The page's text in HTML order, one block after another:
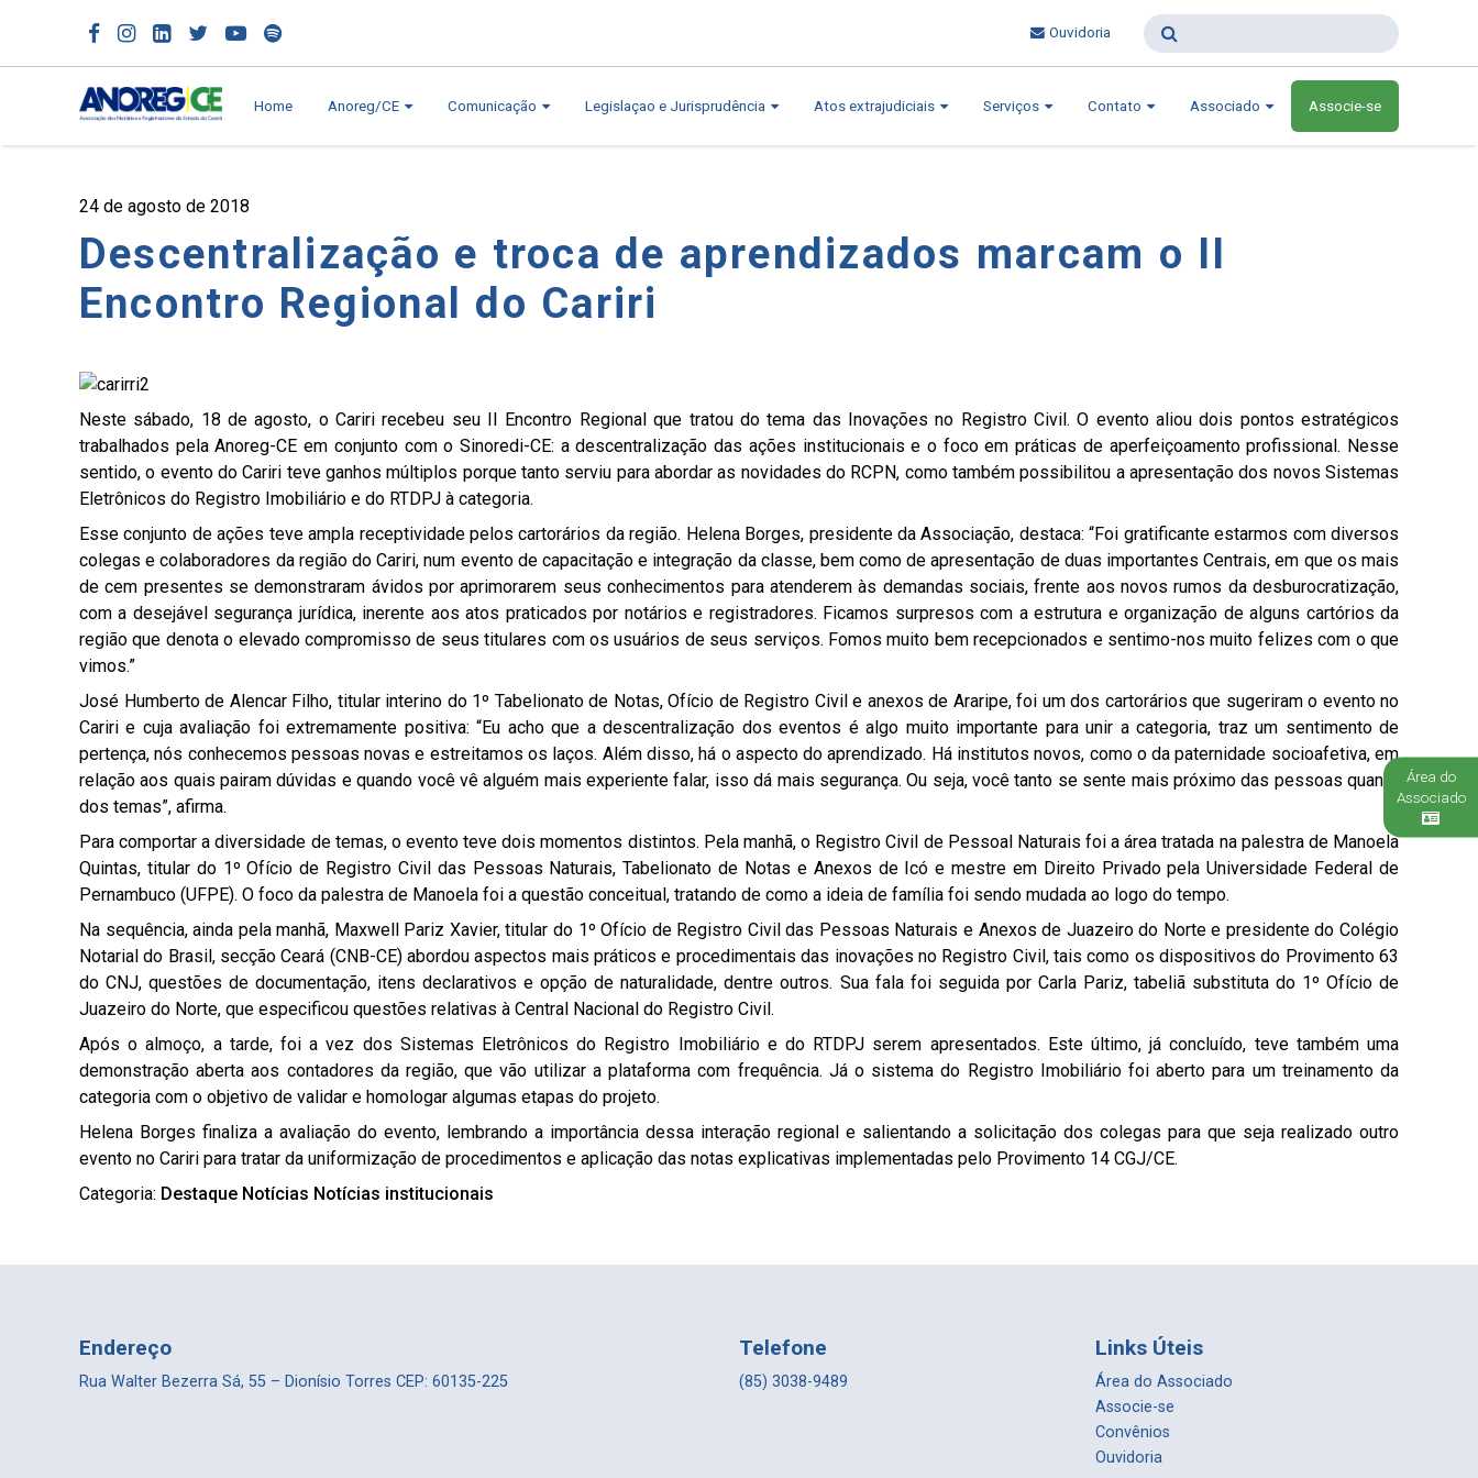
Área do
Associado
Ouvidoria
Home Anoreg/CE Comunicação Legislaçao e Jurisprudência Atos extrajudiciais Serviços Contato Associado Associe-se
24 de agosto de 2018
Descentralização e troca de aprendizados marcam o II
Encontro Regional do Cariri
Neste sábado, 18 de agosto, o Cariri recebeu seu II Encontro Regional que tratou do tema das Inovações no Registro Civil. O evento aliou dois pontos estratégicos
trabalhados pela Anoreg-CE em conjunto com o Sinoredi-CE: a descentralização das ações institucionais e o foco em práticas de aperfeiçoamento profissional. Nesse
sentido, o evento do Cariri teve ganhos múltiplos porque tanto serviu para abordar as novidades do RCPN, como também possibilitou a apresentação dos novos Sistemas
Eletrônicos do Registro Imobiliário e do RTDPJ à categoria.
Esse conjunto de ações teve ampla receptividade pelos cartorários da região. Helena Borges, presidente da Associação, destaca: “Foi gratificante estarmos com diversos
colegas e colaboradores da região do Cariri, num evento de capacitação e integração da classe, bem como de apresentação de duas importantes Centrais, em que os mais
de cem presentes se demonstraram ávidos por aprimorarem seus conhecimentos para atenderem às demandas sociais, frente aos novos rumos da desburocratização,
com a desejável segurança jurídica, inerente aos atos praticados por notários e registradores. Ficamos surpresos com a estrutura e organização de alguns cartórios da
região que denota o elevado compromisso de seus titulares com os usuários de seus serviços. Fomos muito bem recepcionados e sentimo-nos muito felizes com o que
vimos.”
José Humberto de Alencar Filho, titular interino do 1º Tabelionato de Notas, Ofício de Registro Civil e anexos de Araripe, foi um dos cartorários que sugeriram o evento no
Cariri e cuja avaliação foi extremamente positiva: “Eu acho que a descentralização dos eventos é algo muito importante para unir a categoria, traz um sentimento de
pertença, nós conhecemos pessoas novas e estreitamos os laços. Além disso, há o aspecto do aprendizado. Há institutos novos, como o da paternidade socioafetiva, em
relação aos quais pairam dúvidas e quando você vê alguém mais experiente falar, isso dá mais segurança. Ou seja, você tanto se sente mais próximo das pessoas quanto
dos temas”, afirma.
Para comportar a diversidade de temas, o evento teve dois momentos distintos. Pela manhã, o Registro Civil de Pessoal Naturais foi a área tratada na palestra de Manoela
Quintas, titular do 1º Ofício de Registro Civil das Pessoas Naturais, Tabelionato de Notas e Anexos de Icó e mestre em Direito Privado pela Universidade Federal de
Pernambuco (UFPE). O foco da palestra de Manoela foi a questão conceitual, tratando de como a ideia de família foi sendo mudada ao logo do tempo.
Na sequência, ainda pela manhã, Maxwell Pariz Xavier, titular do 1º Ofício de Registro Civil das Pessoas Naturais e Anexos de Juazeiro do Norte e presidente do Colégio
Notarial do Brasil, secção Ceará (CNB-CE) abordou aspectos mais práticos e procedimentais das inovações no Registro Civil, tais como os dispositivos do Provimento 63
do CNJ, questões de documentação, itens declarativos e opção de naturalidade, dentre outros. Sua fala foi seguida por Carla Pariz, tabeliã substituta do 1º Ofício de
Juazeiro do Norte, que especificou questões relativas à Central Nacional do Registro Civil.
Após o almoço, a tarde, foi a vez dos Sistemas Eletrônicos do Registro Imobiliário e do RTDPJ serem apresentados. Este último, já concluído, teve também uma
demonstração aberta aos contadores da região, que vão utilizar a plataforma com frequência. Já o sistema do Registro Imobiliário foi aberto para um treinamento da
categoria com o objetivo de validar e homologar algumas etapas do projeto.
Helena Borges finaliza a avaliação do evento, lembrando a importância dessa interação regional e salientando a solicitação dos colegas para que seja realizado outro
evento no Cariri para tratar da uniformização de procedimentos e aplicação das notas explicativas implementadas pelo Provimento 14 CGJ/CE.
Categoria: Destaque Notícias Notícias institucionais
Endereço
Rua Walter Bezerra Sá, 55 – Dionísio Torres CEP: 60135-225
Telefone
(85) 3038-9489
Links Úteis
Área do Associado
Associe-se
Convênios
Ouvidoria